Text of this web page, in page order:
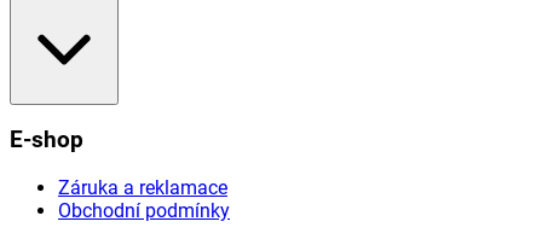
E-shop
Záruka a reklamace
Obchodní podmínky